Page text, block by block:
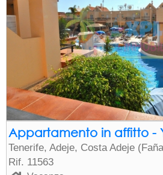
Appartamento in affitto -
Tenerife, Adeje, Costa Adeje
Rif. 11563